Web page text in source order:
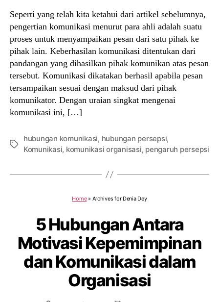
Seperti yang telah kita ketahui dari artikel sebelumnya,
pengertian komunikasi menurut para ahli adalah suatu
proses untuk menyampaikan pesan dari satu pihak ke
pihak lain. Keberhasilan komunikasi ditentukan dari
pandangan yang dihasilkan pihak komunikan atas pesan
tersebut. Komunikasi dikatakan berhasil apabila pesan
tersampaikan sesuai dengan maksud dari pihak
komunikator. Dengan uraian singkat mengenai
komunikasi ini, […]
Tags
hubungan komunikasi, hubungan persepsi,
Komunikasi, komunikasi organisasi, pengaruh persepsi
Home» Archives for Denia Dey
5 Hubungan Antara
Motivasi Kepemimpinan
dan Komunikasi dalam
Organisasi